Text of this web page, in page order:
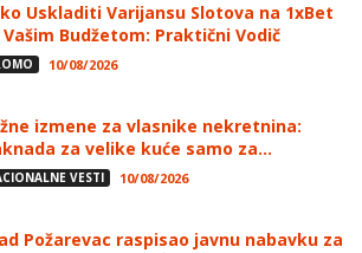
Uskladiti Varijansu Slotova na 1xBet
Vašim Budžetom: Praktični Vodič
10/08/2026
izmene za vlasnike nekretnina:
za velike kuće samo za...
VESTI 10/08/2026
Požarevac raspisao javnu nabavku za